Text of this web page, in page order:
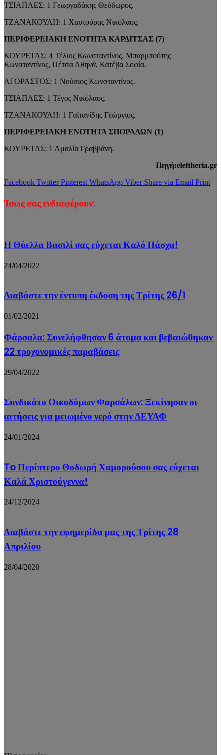
ΤΣΙΑΠΛΕΣ: 1 Γεωργαδάκης Θεόδωρος.
ΤΖΑΝΑΚΟΥΛΗ: 1 Χαυτούρας Νικόλαος.
ΠΕΡΙΦΕΡΕΙΑΚΗ ΕΝΟΤΗΤΑ ΚΑΡΔΙΤΣΑΣ (7)
ΚΟΥΡΕΤΑΣ: 4 Τέλιος Κωνσταντίνος, Μπαρμπούτης
Κωνσταντίνος, Πέτσα Αθηνά, Κατέβα Σοφία.
ΑΓΟΡΑΣΤΟΣ: 1 Νούσιος Κωνσταντίνος.
ΤΣΙΑΠΛΕΣ: 1 Τέγος Νικόλαος.
ΤΖΑΝΑΚΟΥΛΗ: 1 Γαϊτανίδης Γεώργιος.
ΠΕΡΙΦΕΡΕΙΑΚΗ ΕΝΟΤΗΤΑ ΣΠΟΡΑΔΩΝ (1)
ΚΟΥΡΕΤΑΣ: 1 Αμαλία Γραββάνη.
Πηγή:eleftheria.gr
Facebook Twitter Pinterest WhatsApp Viber Share via Email Print
Ίσως σας ενδιαφέρουν:
Η Θύελλα Βασιλί σας εύχεται Καλό Πάσχα!
24/04/2022
Διαβάστε την έντυπη έκδοση της Τρίτης 26/1
01/02/2021
Φάρσαλα: Συνελήφθησαν 6 άτομα και βεβαιώθηκαν
22 τροχονομικές παραβάσεις
29/04/2022
Συνδικάτο Οικοδόμων Φαρσάλων: Ξεκίνησαν οι
αιτήσεις για μειωμένο νερό στην ΔΕΥΑΦ
24/01/2024
To Περίπτερο Θοδωρή Χαμορούσου σας εύχεται
Καλά Χριστούγεννα!
24/12/2024
Διαβάστε την εφημερίδα μας της Τρίτης 28
Απριλίου
28/04/2020